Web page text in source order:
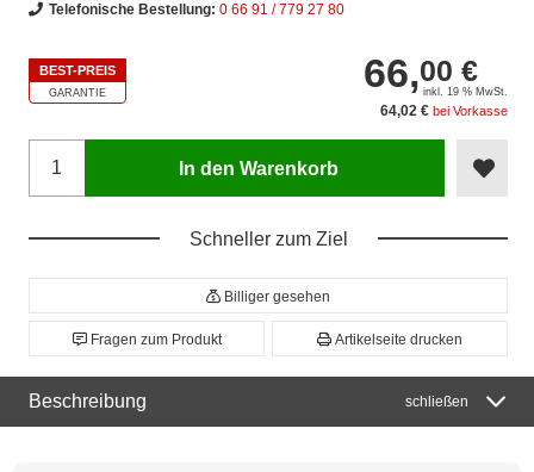
Telefonische Bestellung: 0 66 91 / 779 27 80
BEST-PREIS
GARANTIE 66,00 €
inkl. 19 % MwSt.
64,02 € bei Vorkasse
In den Warenkorb
Schneller zum Ziel
Billiger gesehen
Fragen zum Produkt Artikelseite drucken
Beschreibung schließen